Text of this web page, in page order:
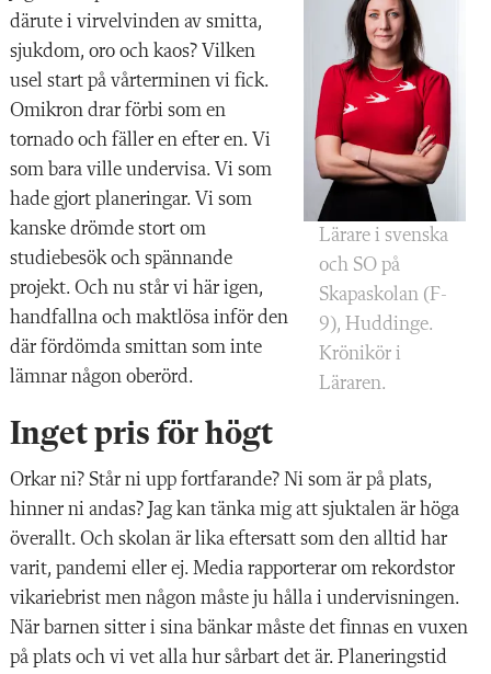
Lärare i svenska
och SO på
Skapaskolan (F-
9), Huddinge.
Krönikör i
Läraren.
därute i virvelvinden av smitta,
sjukdom, oro och kaos? Vilken
usel start på vårterminen vi fick.
Omikron drar förbi som en
tornado och fäller en efter en. Vi
som bara ville undervisa. Vi som
hade gjort planeringar. Vi som
kanske drömde stort om
studiebesök och spännande
projekt. Och nu står vi här igen,
handfallna och maktlösa inför den
där fördömda smittan som inte
lämnar någon oberörd.
Inget pris för högt
Orkar ni? Står ni upp fortfarande? Ni som är på plats,
hinner ni andas? Jag kan tänka mig att sjuktalen är höga
överallt. Och skolan är lika eftersatt som den alltid har
varit, pandemi eller ej. Media rapporterar om rekordstor
vikariebrist men någon måste ju hålla i undervisningen.
När barnen sitter i sina bänkar måste det finnas en vuxen
på plats och vi vet alla hur sårbart det är. Planeringstid